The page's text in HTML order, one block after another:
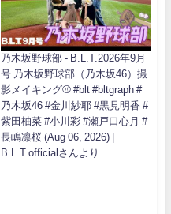
乃木坂野球部 - B.L.T.2026年9月
号 乃木坂野球部（乃木坂46）撮
影メイキング⚾️ #blt #bltgraph #
乃木坂46 #金川紗耶 #黒見明香 #
紫田柚菜 #小川彩 #瀬戸口心月 #
長嶋凛桜 (Aug 06, 2026) |
B.L.T.officialさんより